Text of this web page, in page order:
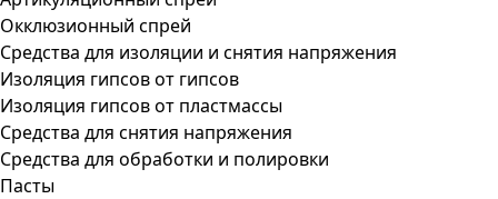
Окклюзионный спрей
Средства для изоляции и снятия напряжения
Изоляция гипсов от гипсов
Изоляция гипсов от пластмассы
Средства для снятия напряжения
Средства для обработки и полировки
Пасты